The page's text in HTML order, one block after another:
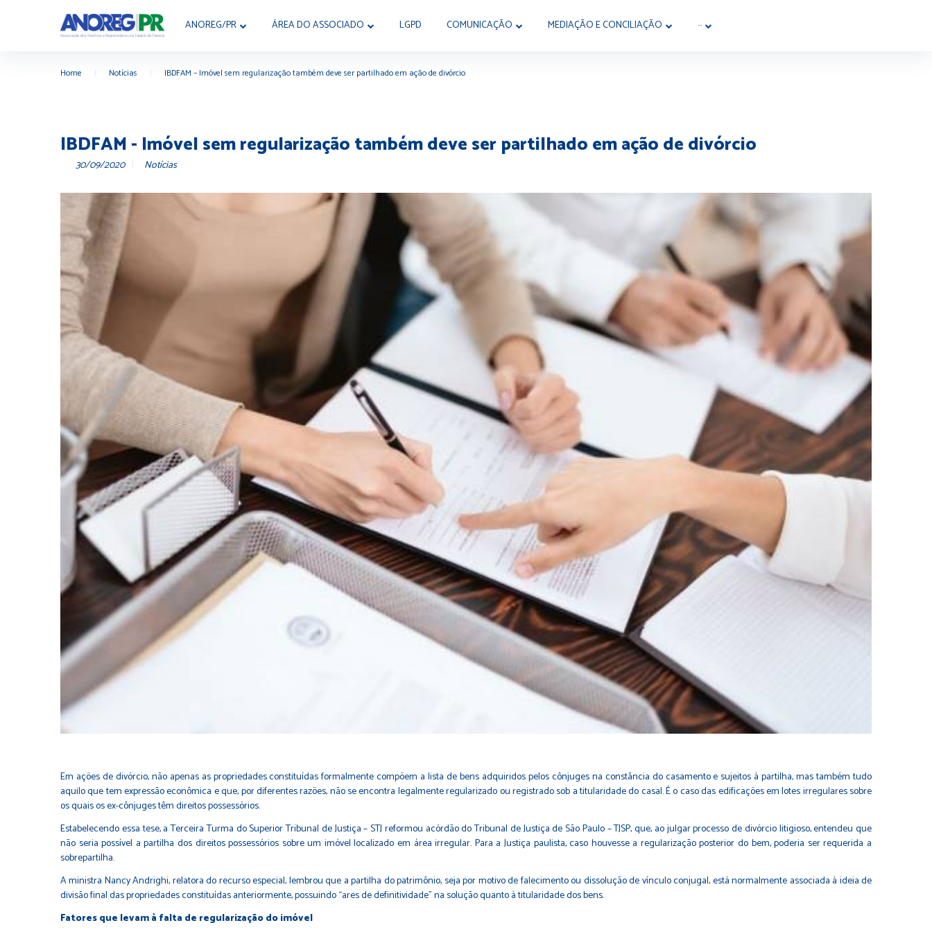
ANOREG/PR ÁREA DO ASSOCIADO LGPD COMUNICAÇÃO MEDIAÇÃO E CONCILIAÇÃO ···
Home Notícias IBDFAM – Imóvel sem regularização também deve ser partilhado em ação de divórcio
IBDFAM - Imóvel sem regularização também deve ser partilhado em ação de divórcio
30/09/2020 Notícias
Em ações de divórcio, não apenas as propriedades constituídas formalmente compõem a lista de bens adquiridos pelos cônjuges na constância do casamento e sujeitos à partilha, mas também tudo
aquilo que tem expressão econômica e que, por diferentes razões, não se encontra legalmente regularizado ou registrado sob a titularidade do casal. É o caso das edificações em lotes irregulares sobre
os quais os ex-cônjuges têm direitos possessórios.
Estabelecendo essa tese, a Terceira Turma do Superior Tribunal de Justiça – STJ reformou acórdão do Tribunal de Justiça de São Paulo – TJSP, que, ao julgar processo de divórcio litigioso, entendeu que
não seria possível a partilha dos direitos possessórios sobre um imóvel localizado em área irregular. Para a Justiça paulista, caso houvesse a regularização posterior do bem, poderia ser requerida a
sobrepartilha.
A ministra Nancy Andrighi, relatora do recurso especial, lembrou que a partilha do patrimônio, seja por motivo de falecimento ou dissolução de vínculo conjugal, está normalmente associada à ideia de
divisão final das propriedades constituídas anteriormente, possuindo “ares de definitividade” na solução quanto à titularidade dos bens.
Fatores que levam à falta de regularização do imóvel